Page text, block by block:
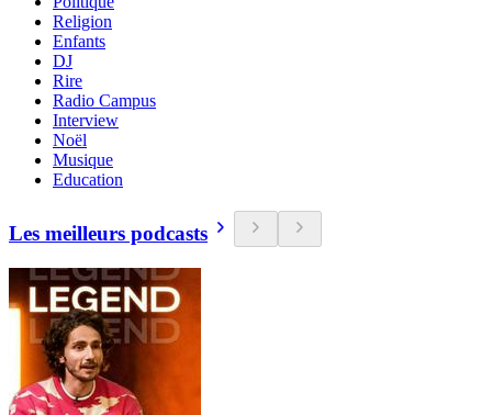
Religion
Enfants
DJ
Rire
Radio Campus
Interview
Noël
Musique
Education
Les meilleurs podcasts